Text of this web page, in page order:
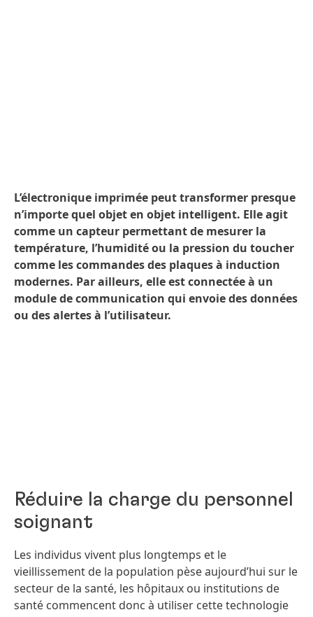
L’électronique imprimée peut transformer presque
n’importe quel objet en objet intelligent. Elle agit
comme un capteur permettant de mesurer la
température, l’humidité ou la pression du toucher
comme les commandes des plaques à induction
modernes. Par ailleurs, elle est connectée à un
module de communication qui envoie des données
ou des alertes à l’utilisateur.
Réduire la charge du personnel
soignant
Les individus vivent plus longtemps et le
vieillissement de la population pèse aujourd’hui sur le
secteur de la santé, les hôpitaux ou institutions de
santé commencent donc à utiliser cette technologie